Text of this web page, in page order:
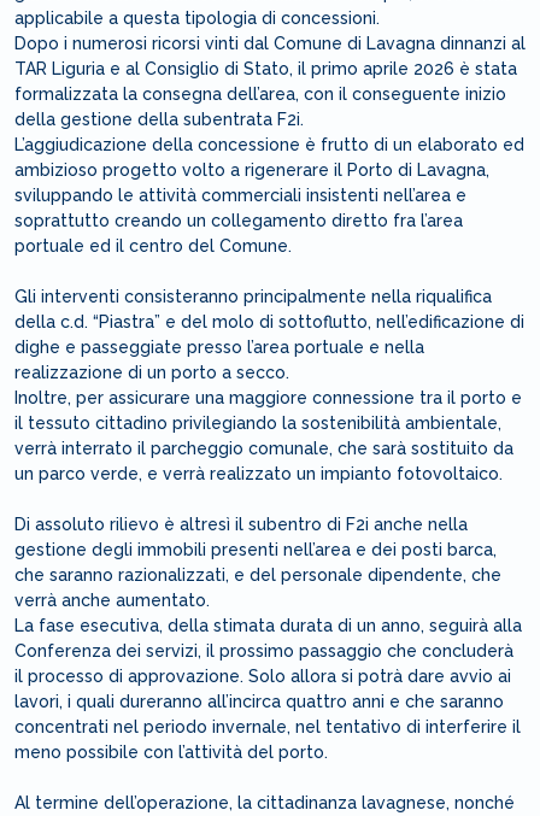
applicabile a questa tipologia di concessioni.
Dopo i numerosi ricorsi vinti dal Comune di Lavagna dinnanzi al
TAR Liguria e al Consiglio di Stato, il primo aprile 2026 è stata
formalizzata la consegna dell’area, con il conseguente inizio
della gestione della subentrata F2i.
L’aggiudicazione della concessione è frutto di un elaborato ed
ambizioso progetto volto a rigenerare il Porto di Lavagna,
sviluppando le attività commerciali insistenti nell’area e
soprattutto creando un collegamento diretto fra l’area
portuale ed il centro del Comune.
Gli interventi consisteranno principalmente nella riqualifica
della c.d. “Piastra” e del molo di sottoflutto, nell’edificazione di
dighe e passeggiate presso l’area portuale e nella
realizzazione di un porto a secco.
Inoltre, per assicurare una maggiore connessione tra il porto e
il tessuto cittadino privilegiando la sostenibilità ambientale,
verrà interrato il parcheggio comunale, che sarà sostituito da
un parco verde, e verrà realizzato un impianto fotovoltaico.
Di assoluto rilievo è altresì il subentro di F2i anche nella
gestione degli immobili presenti nell’area e dei posti barca,
che saranno razionalizzati, e del personale dipendente, che
verrà anche aumentato.
La fase esecutiva, della stimata durata di un anno, seguirà alla
Conferenza dei servizi, il prossimo passaggio che concluderà
il processo di approvazione. Solo allora si potrà dare avvio ai
lavori, i quali dureranno all’incirca quattro anni e che saranno
concentrati nel periodo invernale, nel tentativo di interferire il
meno possibile con l’attività del porto.
Al termine dell’operazione, la cittadinanza lavagnese, nonché